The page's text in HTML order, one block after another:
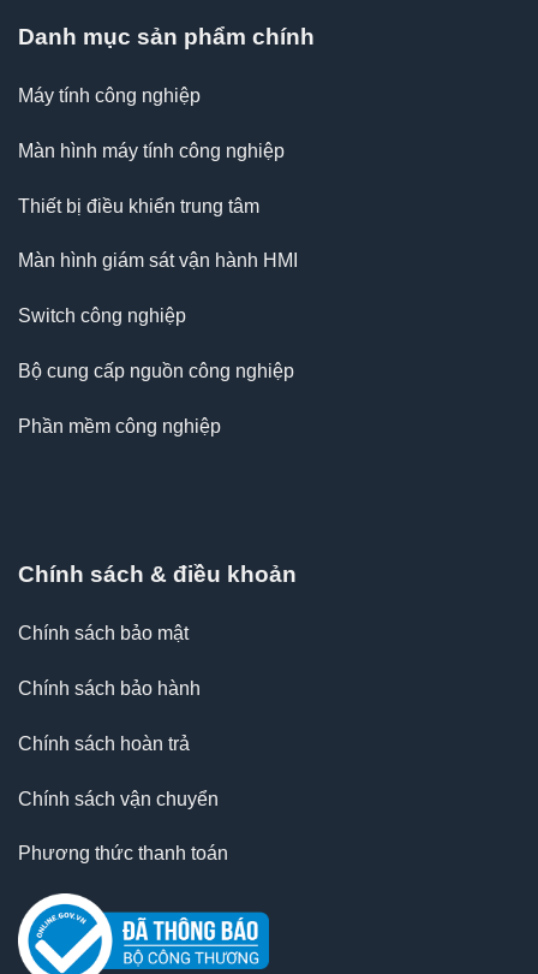
Danh mục sản phẩm chính
Máy tính công nghiệp
Màn hình máy tính công nghiệp
Thiết bị điều khiển trung tâm
Màn hình giám sát vận hành HMI
Switch công nghiệp
Bộ cung cấp nguồn công nghiệp
Phần mềm công nghiệp
Chính sách & điều khoản
Chính sách bảo mật
Chính sách bảo hành
Chính sách hoàn trả
Chính sách vận chuyển
Phương thức thanh toán